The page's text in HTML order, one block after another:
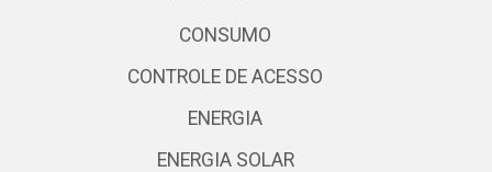
CONSUMO
CONTROLE DE ACESSO
ENERGIA
ENERGIA SOLAR